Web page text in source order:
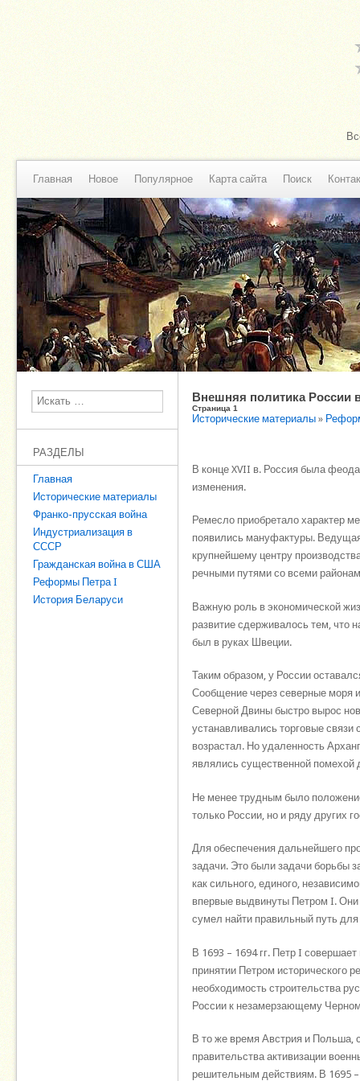
Главная Новое Популярное Карта сайта Поиск
Поиск
РАЗДЕЛЫ
Главная
Исторические материалы
Франко-прусская война
Индустриализация в
СССР
Гражданская война в США
Реформы Петра I
История Беларуси
Внешняя политика России
Страница 1
Исторические материалы »
В конце XVII в. Россия была
изменения.
Ремесло приобретало характер
появились мануфактуры.
крупнейшему центру
речными путями со всеми
Важную роль в экономической
развитие сдерживалось тем, что
был в руках Швеции.
Таким образом, у России
Сообщение через северные моря
Северной Двины быстро вырос
устанавливались торговые
возрастал. Но удаленность
являлись существенной помехой
Не менее трудным было
только России, но и ряду других
Для обеспечения дальнейшего
задачи. Это были задачи борьбы
как сильного, единого,
впервые выдвинуты Петром I. Они
сумел найти правильный путь
В 1693 – 1694 гг. Петр I
принятии Петром исторического
необходимость строительства
России к незамерзающему
В то же время Австрия и Польша,
правительства активизации
решительным действиям. В 1695